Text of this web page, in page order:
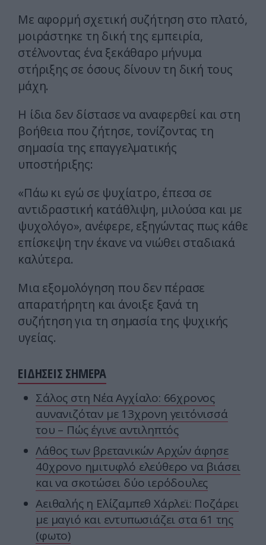
Με αφορμή σχετική συζήτηση στο πλατό,
μοιράστηκε τη δική της εμπειρία,
στέλνοντας ένα ξεκάθαρο μήνυμα
στήριξης σε όσους δίνουν τη δική τους
μάχη.
Η ίδια δεν δίστασε να αναφερθεί και στη
βοήθεια που ζήτησε, τονίζοντας τη
σημασία της επαγγελματικής
υποστήριξης:
«Πάω κι εγώ σε ψυχίατρο, έπεσα σε
αντιδραστική κατάθλιψη, μιλούσα και με
ψυχολόγο», ανέφερε, εξηγώντας πως κάθε
επίσκεψη την έκανε να νιώθει σταδιακά
καλύτερα.
Μια εξομολόγηση που δεν πέρασε
απαρατήρητη και άνοιξε ξανά τη
συζήτηση για τη σημασία της ψυχικής
υγείας.
ΕΙΔΗΣΕΙΣ ΣΗΜΕΡΑ
Σάλος στη Νέα Αγχίαλο: 66χρονος
αυνανιζόταν με 13χρονη γειτόνισσά
του – Πώς έγινε αντιληπτός
Λάθος των βρετανικών Αρχών άφησε
40χρονο ημιτυφλό ελεύθερο να βιάσει
και να σκοτώσει δύο ιερόδουλες
Αειθαλής η Ελίζαμπεθ Χάρλεϊ: Ποζάρει
με μαγιό και εντυπωσιάζει στα 61 της
(φωτο)